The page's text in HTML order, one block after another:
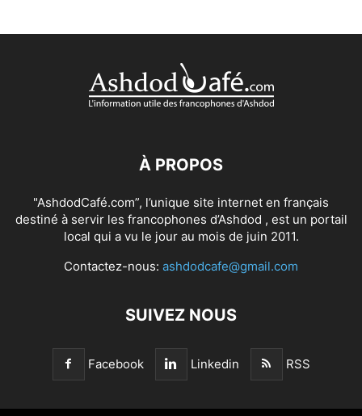
À PROPOS
"AshdodCafé.com”, l’unique site internet en français
destiné à servir les francophones d’Ashdod , est un portail
local qui a vu le jour au mois de juin 2011.
Contactez-nous: ashdodcafe@gmail.com
SUIVEZ NOUS
Facebook Linkedin RSS